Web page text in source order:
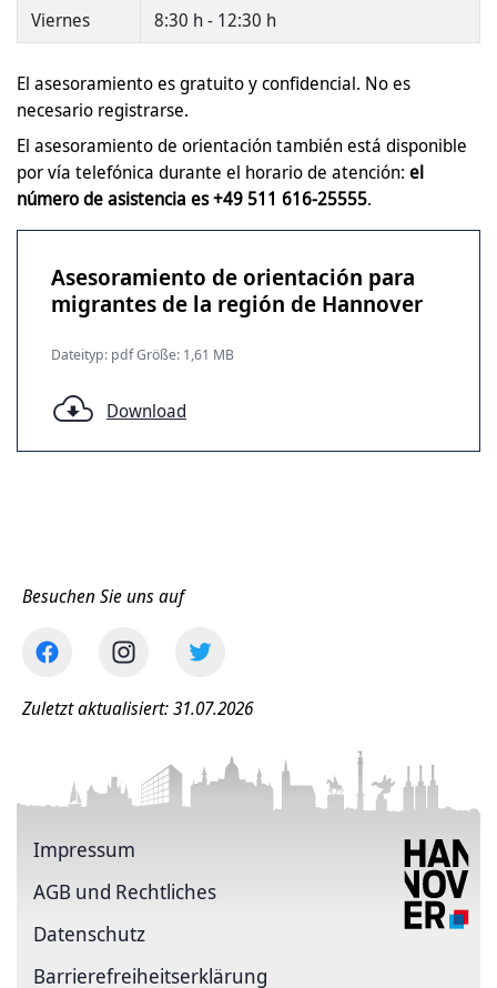
Viernes
8:30 h - 12:30 h
El asesoramiento es gratuito y confidencial. No es
necesario registrarse.
El asesoramiento de orientación también está disponible
por vía telefónica durante el horario de atención: el
número de asistencia es +49 511 616-25555.
Asesoramiento de orientación para
migrantes de la región de Hannover
Dateityp: pdf Größe: 1,61 MB
Download
Besuchen Sie uns auf
Zuletzt aktualisiert: 31.07.2026
Impressum
AGB und Rechtliches
Datenschutz
Barriere­freiheits­erklärung